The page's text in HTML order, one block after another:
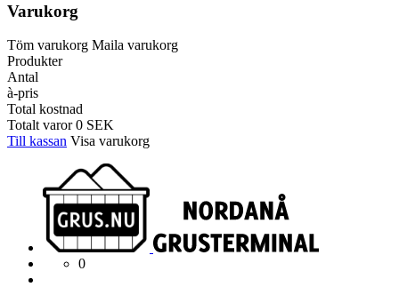
Varukorg
Töm varukorg Maila varukorg
Produkter
Antal
à-pris
Total kostnad
Totalt varor0 SEK
Till kassan Visa varukorg
0